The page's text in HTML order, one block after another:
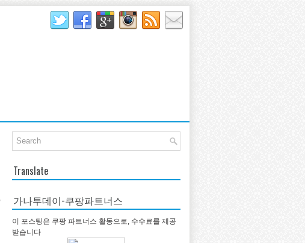
Translate
가나투데이-쿠팡파트너스
이 포스팅은 쿠팡 파트너스 활동으로, 수수료를 제공
받습니다